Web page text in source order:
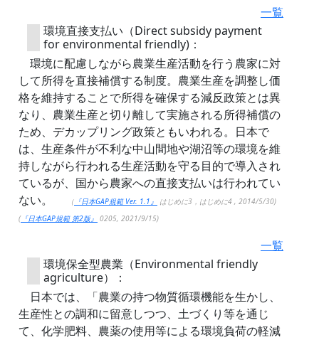
一覧
環境直接支払い（Direct subsidy payment
for environmental friendly)：
環境に配慮しながら農業生産活動を行う農家に対
して所得を直接補償する制度。農業生産を調整し価
格を維持することで所得を確保する減反政策とは異
なり、農業生産と切り離して実施される所得補償の
ため、デカップリング政策ともいわれる。日本で
は、生産条件が不利な中山間地や湖沼等の環境を維
持しながら行われる生産活動を守る目的で導入され
ているが、国から農家への直接支払いは行われてい
ない。
（ 『日本GAP規範 Ver. 1.1』
はじめに3，はじめに4 , 2014/5/30)
(『日本GAP規範 第2版』 0205, 2021/9/15)
一覧
環境保全型農業（Environmental friendly
agriculture）：
日本では、「農業の持つ物質循環機能を生かし、
生産性との調和に留意しつつ、土づくり等を通じ
て、化学肥料、農薬の使用等による環境負荷の軽減